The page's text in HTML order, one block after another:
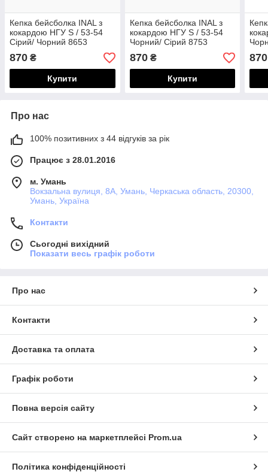
Кепка бейсболка INAL з
кокардою НГУ S / 53-54
Сірий/ Чорний 8653
870 ₴
Купити
Кепка бейсболка INAL з
кокардою НГУ S / 53-54
Чорний/ Сірий 8753
870₴
Купити
870
Про нас
100% позитивних з 44 відгуків за рік
Працює з 28.01.2016
м. Умань
Вокзальна вулиця, 8А, Умань, Черкаська область, 20300,
Умань, Україна
Контакти
Сьогодні вихідний
Показати весь графік роботи
Про нас
Контакти
Доставка та оплата
Графік роботи
Повна версія сайту
Сайт створено на маркетплейсі Prom.ua
Політика конфіденційності